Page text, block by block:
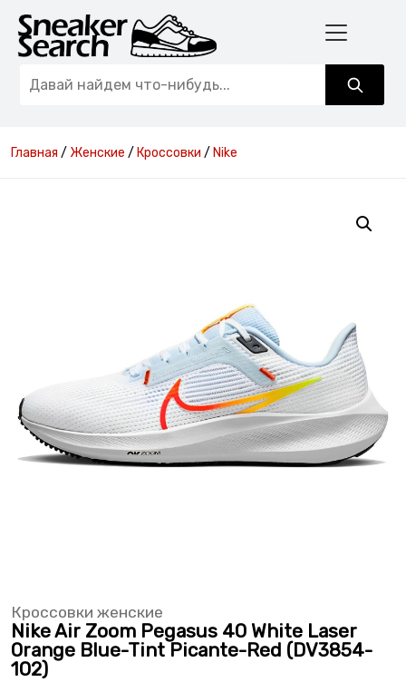
Главная / Женские / Кроссовки / Nike
Кроссовки женские
Nike Air Zoom Pegasus 40 White Laser
Orange Blue-Tint Picante-Red (DV3854-
102)